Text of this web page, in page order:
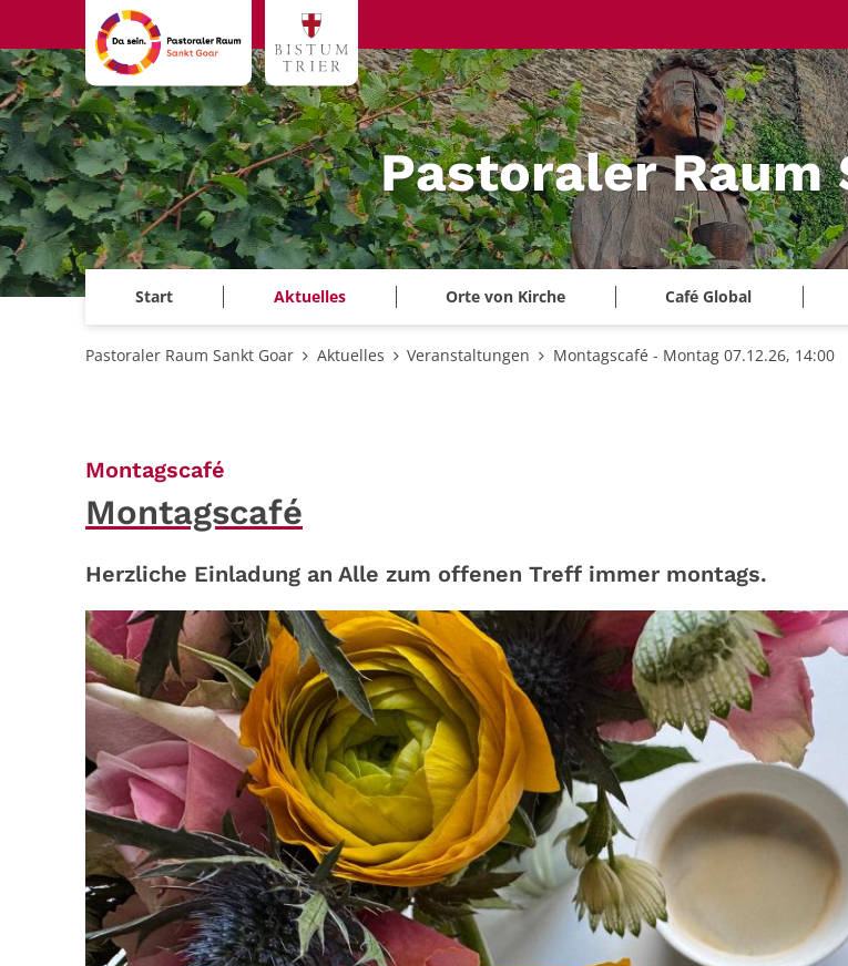
Zum Inhalt springen
Pastoraler Raum
Start Aktuelles Orte von Kirche Café Global
Pastoraler Raum Sankt Goar Aktuelles Veranstaltungen Montagscafé - Montag 07.12.26, 14:00
Montagscafé
Montagscafé
Herzliche Einladung an Alle zum offenen Treff immer montags.